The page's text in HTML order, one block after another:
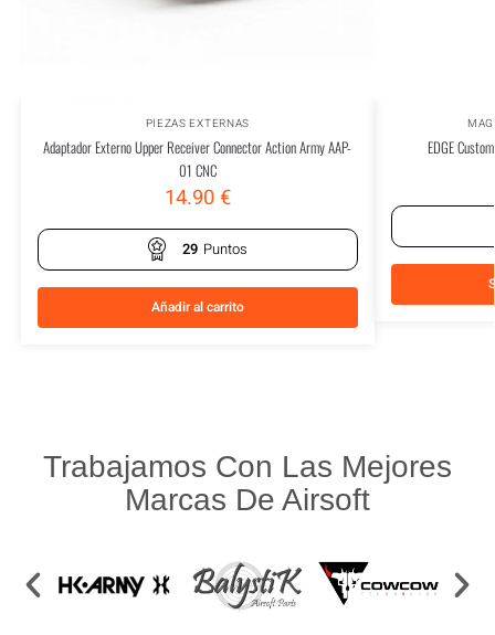
PIEZAS EXTERNAS
Adaptador Externo Upper Receiver Connector Action Army AAP-
01 CNC
14.90€
29 Puntos
Añadir al carrito
EDGE
Trabajamos Con Las Mejores
Marcas De Airsoft